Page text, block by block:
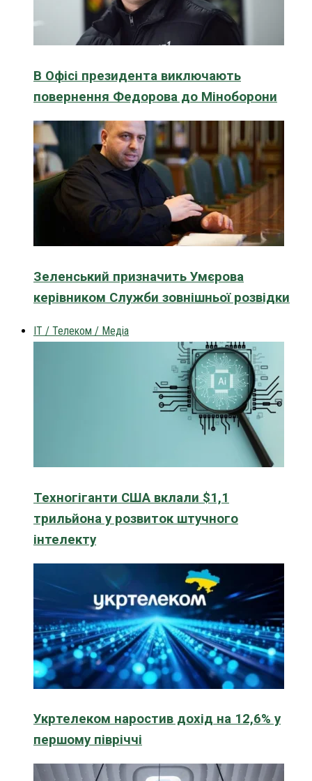
В Офісі президента виключають
повернення Федорова до Міноборони
Зеленський призначить Умєрова
керівником Служби зовнішньої розвідки
IT / Телеком / Медіа
Техногіганти США вклали $1,1
трильйона у розвиток штучного
інтелекту
Укртелеком наростив дохід на 12,6% у
першому півріччі